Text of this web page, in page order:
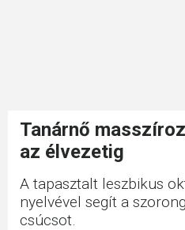
Tanárnő
az élvezetig
A tapasztalt leszbikus
nyelvével segít a
csúcsot.